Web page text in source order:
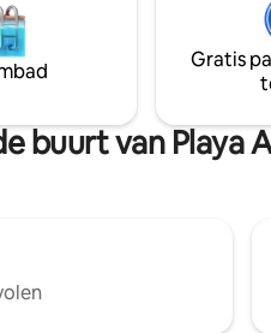
strandclub in het gebouw. Een
exotische houten meubels en
geïmporteerd marmer
plek ongeëvenaard in Cancun.
Gratis
buurt van Playa